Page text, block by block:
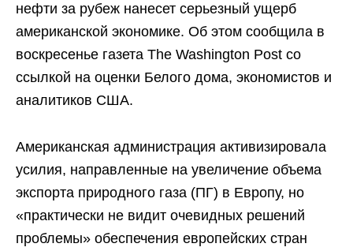
нефти за рубеж нанесет серьезный ущерб
американской экономике. Об этом сообщила в
воскресенье газета The Washington Post со
ссылкой на оценки Белого дома, экономистов и
аналитиков США.
Американская администрация активизировала
усилия, направленные на увеличение объема
экспорта природного газа (ПГ) в Европу, но
«практически не видит очевидных решений
проблемы» обеспечения европейских стран